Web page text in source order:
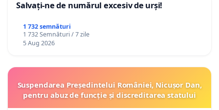
Salvați-ne de numărul excesiv de urși!
1 732 semnături
1 732 Semnături / 7 zile
5 Aug 2026
Suspendarea Președintelui României, Nicușor Dan,
pentru abuz de funcție și discreditarea statului